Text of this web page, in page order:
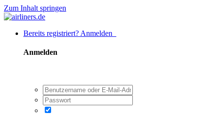
Zum Inhalt springen
Bereits registriert? Anmelden
Anmelden